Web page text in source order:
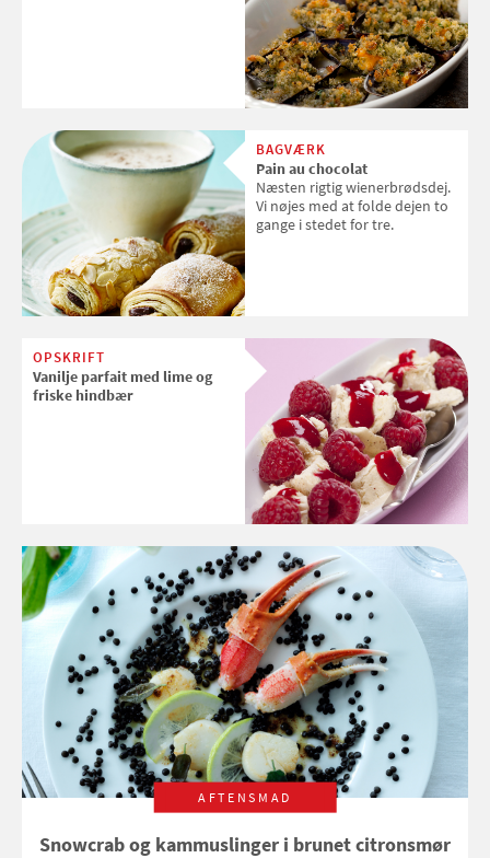
BAGVÆRK
Pain au chocolat
Næsten rigtig wienerbrødsdej.
Vi nøjes med at folde dejen to
gange i stedet for tre.
OPSKRIFT
Vanilje parfait med lime og
friske hindbær
AFTENSMAD
Snowcrab og kammuslinger i brunet citronsmør